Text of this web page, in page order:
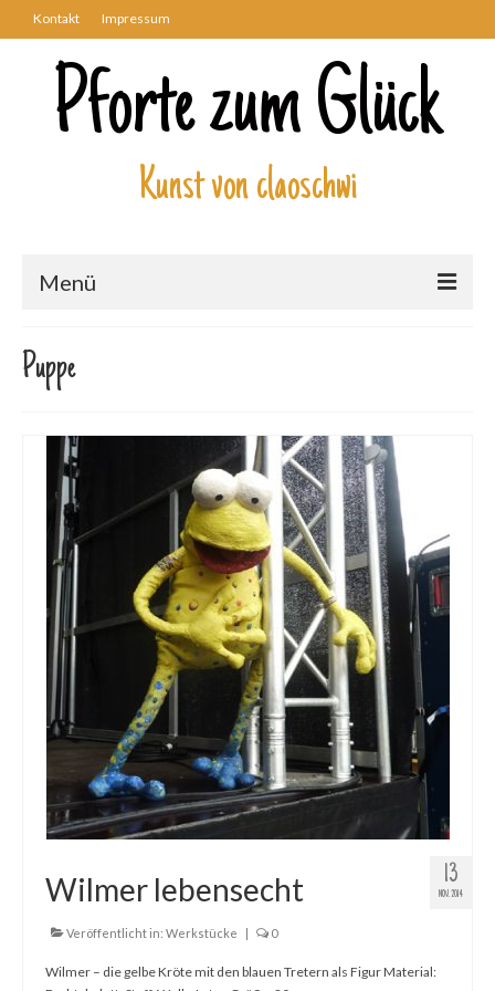
Kontakt Impressum
Pforte zum Glück
Kunst von claoschwi
Menü
Kunstwerke
Biblisch
Engel und Geflügelte
Gemälde
Geschnitzte
Gezeichnete
Märchen
Schwarze Serie
Viecher
Illustrationen
Comic, Figuren & Stories
Kinderbücher
Designs
Puppe
13
NOV. 2014
Wilmer lebensecht
Veröffentlicht in: Werkstücke | 0
Wilmer – die gelbe Kröte mit den blauen Tretern als Figur Material: